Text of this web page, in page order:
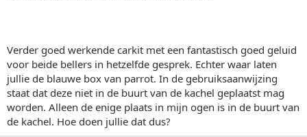
Verder goed werkende carkit met een fantastisch goed geluid
voor beide bellers in hetzelfde gesprek. Echter waar laten
jullie de blauwe box van parrot. In de gebruiksaanwijzing
staat dat deze niet in de buurt van de kachel geplaatst mag
worden. Alleen de enige plaats in mijn ogen is in de buurt van
de kachel. Hoe doen jullie dat dus?